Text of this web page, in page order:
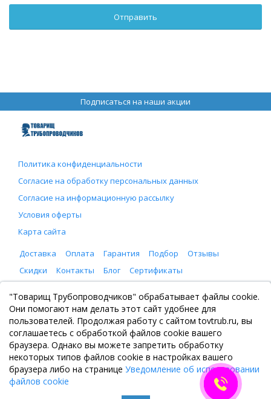
Подписаться на наши акции
Политика конфиденциальности
Согласие на обработку персональных данных
Согласие на информационную рассылку
Условия оферты
Карта сайта
Доставка
Оплата Гарантия Подбор
Отзывы
Скидки
Контакты Блог Сертификаты
ООО "Товарищ Трубопроводчиков"
Москва, Рязанский проспект 8, с. 2
+7 (495) 065-46-75
zakaz@tovtrub.ru
09:00-17:00 ПН-ПТ
Склад: Москва, Рязанский проспект 8, с. 2
"Товарищ Трубопроводчиков" обрабатывает файлы cookie.
Они помогают нам делать этот сайт удобнее для
пользователей. Продолжая работу с сайтом tovtrub.ru, вы
соглашаетесь с обработкой файлов cookie вашего
браузера. Однако вы можете запретить обработку
некоторых типов файлов cookie в настройках вашего
браузера либо на странице Уведомление об использовании
файлов cookie